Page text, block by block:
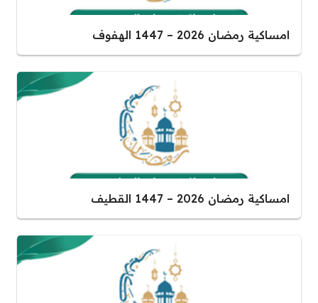
امساكية رمضان 2026 – 1447 الهفوف
امساكية رمضان 2026 – 1447 القطيف